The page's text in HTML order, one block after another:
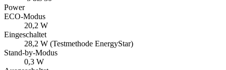
Power
ECO-Modus
20,2 W
Eingeschaltet
28,2 W (Testmethode EnergyStar)
Stand-by-Modus
0,3 W